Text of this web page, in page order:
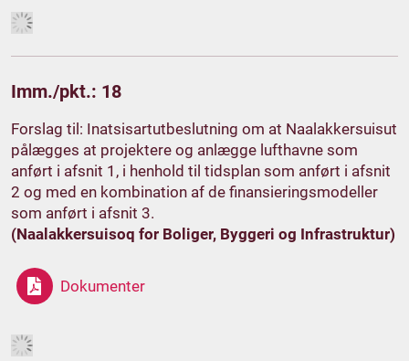
Imm./pkt.: 18
Forslag til: Inatsisartutbeslutning om at Naalakkersuisut
pålægges at projektere og anlægge lufthavne som
anført i afsnit 1, i henhold til tidsplan som anført i afsnit
2 og med en kombination af de finansieringsmodeller
som anført i afsnit 3.
(Naalakkersuisoq for Boliger, Byggeri og Infrastruktur)
Dokumenter